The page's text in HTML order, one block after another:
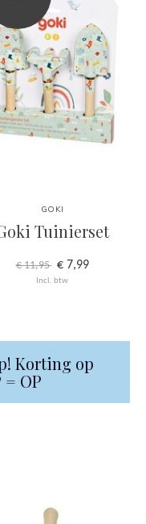
GOKI
Tuinierset
€ 11,95 € 7,99
Incl. btw
Korting op
= OP